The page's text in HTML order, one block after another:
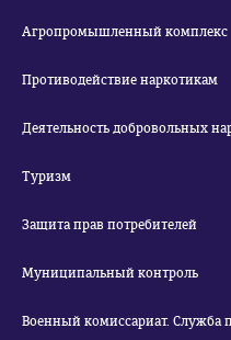
Агропромышленный комплекс
Противодействие наркотикам
Деятельность добровольных
Туризм
Защита прав потребителей
Муниципальный контроль
Военный комиссариат. Служба